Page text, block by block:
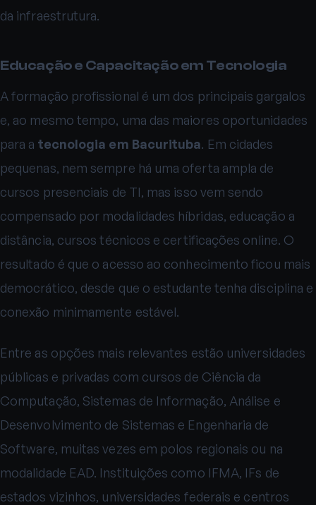
da infraestrutura.
Educação e Capacitação em Tecnologia
A formação profissional é um dos principais gargalos
e, ao mesmo tempo, uma das maiores oportunidades
para a tecnologia em Bacurituba. Em cidades
pequenas, nem sempre há uma oferta ampla de
cursos presenciais de TI, mas isso vem sendo
compensado por modalidades híbridas, educação a
distância, cursos técnicos e certificações online. O
resultado é que o acesso ao conhecimento ficou mais
democrático, desde que o estudante tenha disciplina e
conexão minimamente estável.
Entre as opções mais relevantes estão universidades
públicas e privadas com cursos de Ciência da
Computação, Sistemas de Informação, Análise e
Desenvolvimento de Sistemas e Engenharia de
Software, muitas vezes em polos regionais ou na
modalidade EAD. Instituições como IFMA, IFs de
estados vizinhos, universidades federais e centros